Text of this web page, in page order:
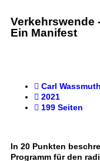
Verkehrswende
Ein Manifest
Carl
2021
199 Seiten
In 20 Punkten
Programm für den